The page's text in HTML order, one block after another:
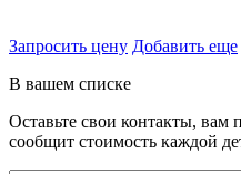
Запросить цену Добавить еще
В вашем списке
Оставьте свои контакты, вам
сообщит стоимость каждой